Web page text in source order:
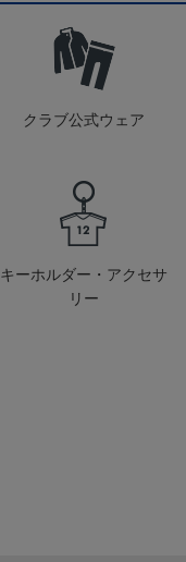
クラブ公式ウェア
キーホルダー・アクセサ
リー